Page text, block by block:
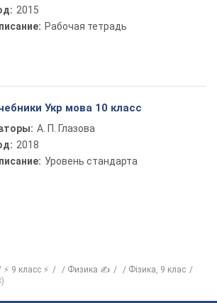
2015
Рабочая тетрадь
Укр мова 10 класс
А. П. Глазова
2018
Уровень стандарта
⚡ 9 класс ⚡ Физика ✍
Фізика, 9 клас